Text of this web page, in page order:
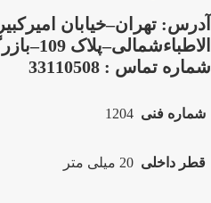
آدرس: تهران–خیابان
الاطباءشمالی–پلاک 109–بازرگانی صدرا بلبرینگ
شماره تماس : 33110508
شماره فنی 1204
قطر داخلی 20 میلی متر